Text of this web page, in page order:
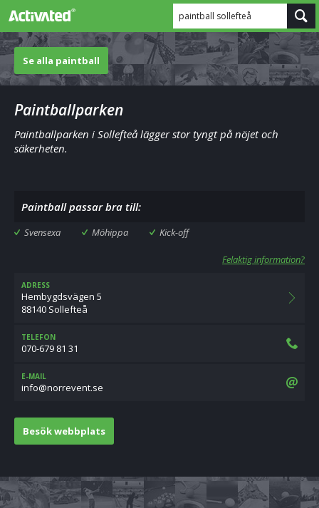
paintball sollefteå
Se alla paintball
Paintballparken
Paintballparken i Sollefteå lägger stor tyngt på nöjet och
säkerheten.
Paintball passar bra till:
Svensexa Möhippa Kick-off
Felaktig information?
ADRESS
Hembygdsvägen 5
88140 Sollefteå
TELEFON
070-679 81 31
E-MAIL
es.tneverron@ofni
Besök webbplats